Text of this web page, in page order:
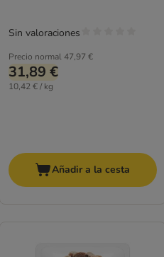
Precio normal 47,97 €
31,89 €
10,42 € / kg
Sin valoraciones
Añadir a la cesta